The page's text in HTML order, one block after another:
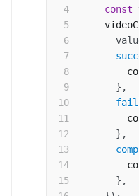
const
} ,
fail
} ,
} ,